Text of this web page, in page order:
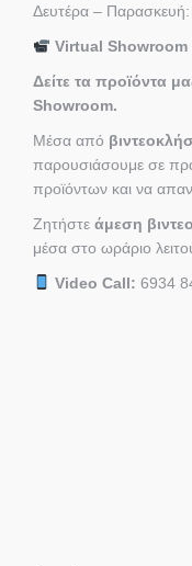
Δευτέρα –
Virtual
Δείτε τα προϊόντα
Showroom.
Μέσα από
παρουσιάσουμε σε
προϊόντων και να
Ζητήστε άμεση
μέσα στο ωράριο
Video Call: 6934